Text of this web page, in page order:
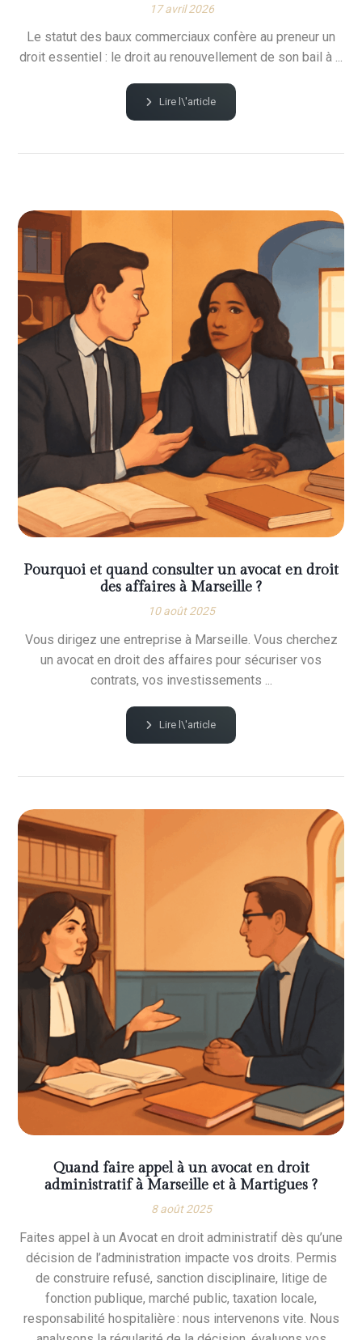
17 avril 2026
Le statut des baux commerciaux confère au preneur un
droit essentiel : le droit au renouvellement de son bail à ...
Lire l\'article
Pourquoi et quand consulter un avocat en droit
des affaires à Marseille ?
10 août 2025
Vous dirigez une entreprise à Marseille. Vous cherchez
un avocat en droit des affaires pour sécuriser vos
contrats, vos investissements ...
Lire l\'article
Quand faire appel à un avocat en droit
administratif à Marseille et à Martigues ?
8 août 2025
Faites appel à un Avocat en droit administratif dès qu’une
décision de l’administration impacte vos droits. Permis
de construire refusé, sanction disciplinaire, litige de
fonction publique, marché public, taxation locale,
responsabilité hospitalière : nous intervenons vite. Nous